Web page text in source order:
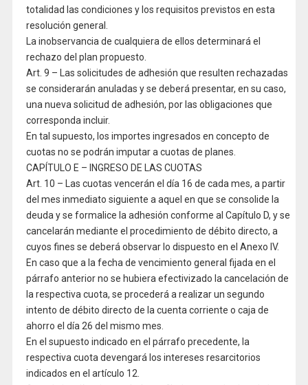
totalidad las condiciones y los requisitos previstos en esta
resolución general.
La inobservancia de cualquiera de ellos determinará el
rechazo del plan propuesto.
Art. 9 – Las solicitudes de adhesión que resulten rechazadas
se considerarán anuladas y se deberá presentar, en su caso,
una nueva solicitud de adhesión, por las obligaciones que
corresponda incluir.
En tal supuesto, los importes ingresados en concepto de
cuotas no se podrán imputar a cuotas de planes.
CAPÍTULO E – INGRESO DE LAS CUOTAS
Art. 10 – Las cuotas vencerán el día 16 de cada mes, a partir
del mes inmediato siguiente a aquel en que se consolide la
deuda y se formalice la adhesión conforme al Capítulo D, y se
cancelarán mediante el procedimiento de débito directo, a
cuyos fines se deberá observar lo dispuesto en el Anexo IV.
En caso que a la fecha de vencimiento general fijada en el
párrafo anterior no se hubiera efectivizado la cancelación de
la respectiva cuota, se procederá a realizar un segundo
intento de débito directo de la cuenta corriente o caja de
ahorro el día 26 del mismo mes.
En el supuesto indicado en el párrafo precedente, la
respectiva cuota devengará los intereses resarcitorios
indicados en el artículo 12.